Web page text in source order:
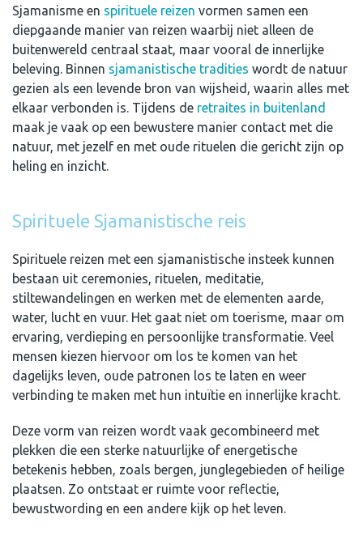
Sjamanisme en spirituele reizen vormen samen een
diepgaande manier van reizen waarbij niet alleen de
buitenwereld centraal staat, maar vooral de innerlijke
beleving. Binnen sjamanistische tradities wordt de natuur
gezien als een levende bron van wijsheid, waarin alles met
elkaar verbonden is. Tijdens de retraites in buitenland
maak je vaak op een bewustere manier contact met die
natuur, met jezelf en met oude rituelen die gericht zijn op
heling en inzicht.
Spirituele Sjamanistische reis
Spirituele reizen met een sjamanistische insteek kunnen
bestaan uit ceremonies, rituelen, meditatie,
stiltewandelingen en werken met de elementen aarde,
water, lucht en vuur. Het gaat niet om toerisme, maar om
ervaring, verdieping en persoonlijke transformatie. Veel
mensen kiezen hiervoor om los te komen van het
dagelijks leven, oude patronen los te laten en weer
verbinding te maken met hun intuïtie en innerlijke kracht.
Deze vorm van reizen wordt vaak gecombineerd met
plekken die een sterke natuurlijke of energetische
betekenis hebben, zoals bergen, junglegebieden of heilige
plaatsen. Zo ontstaat er ruimte voor reflectie,
bewustwording en een andere kijk op het leven.